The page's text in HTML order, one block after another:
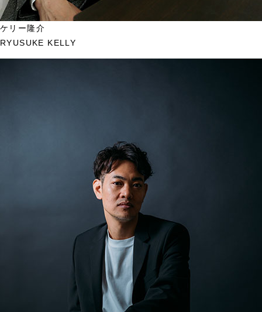
ケリー隆介
RYUSUKE KELLY